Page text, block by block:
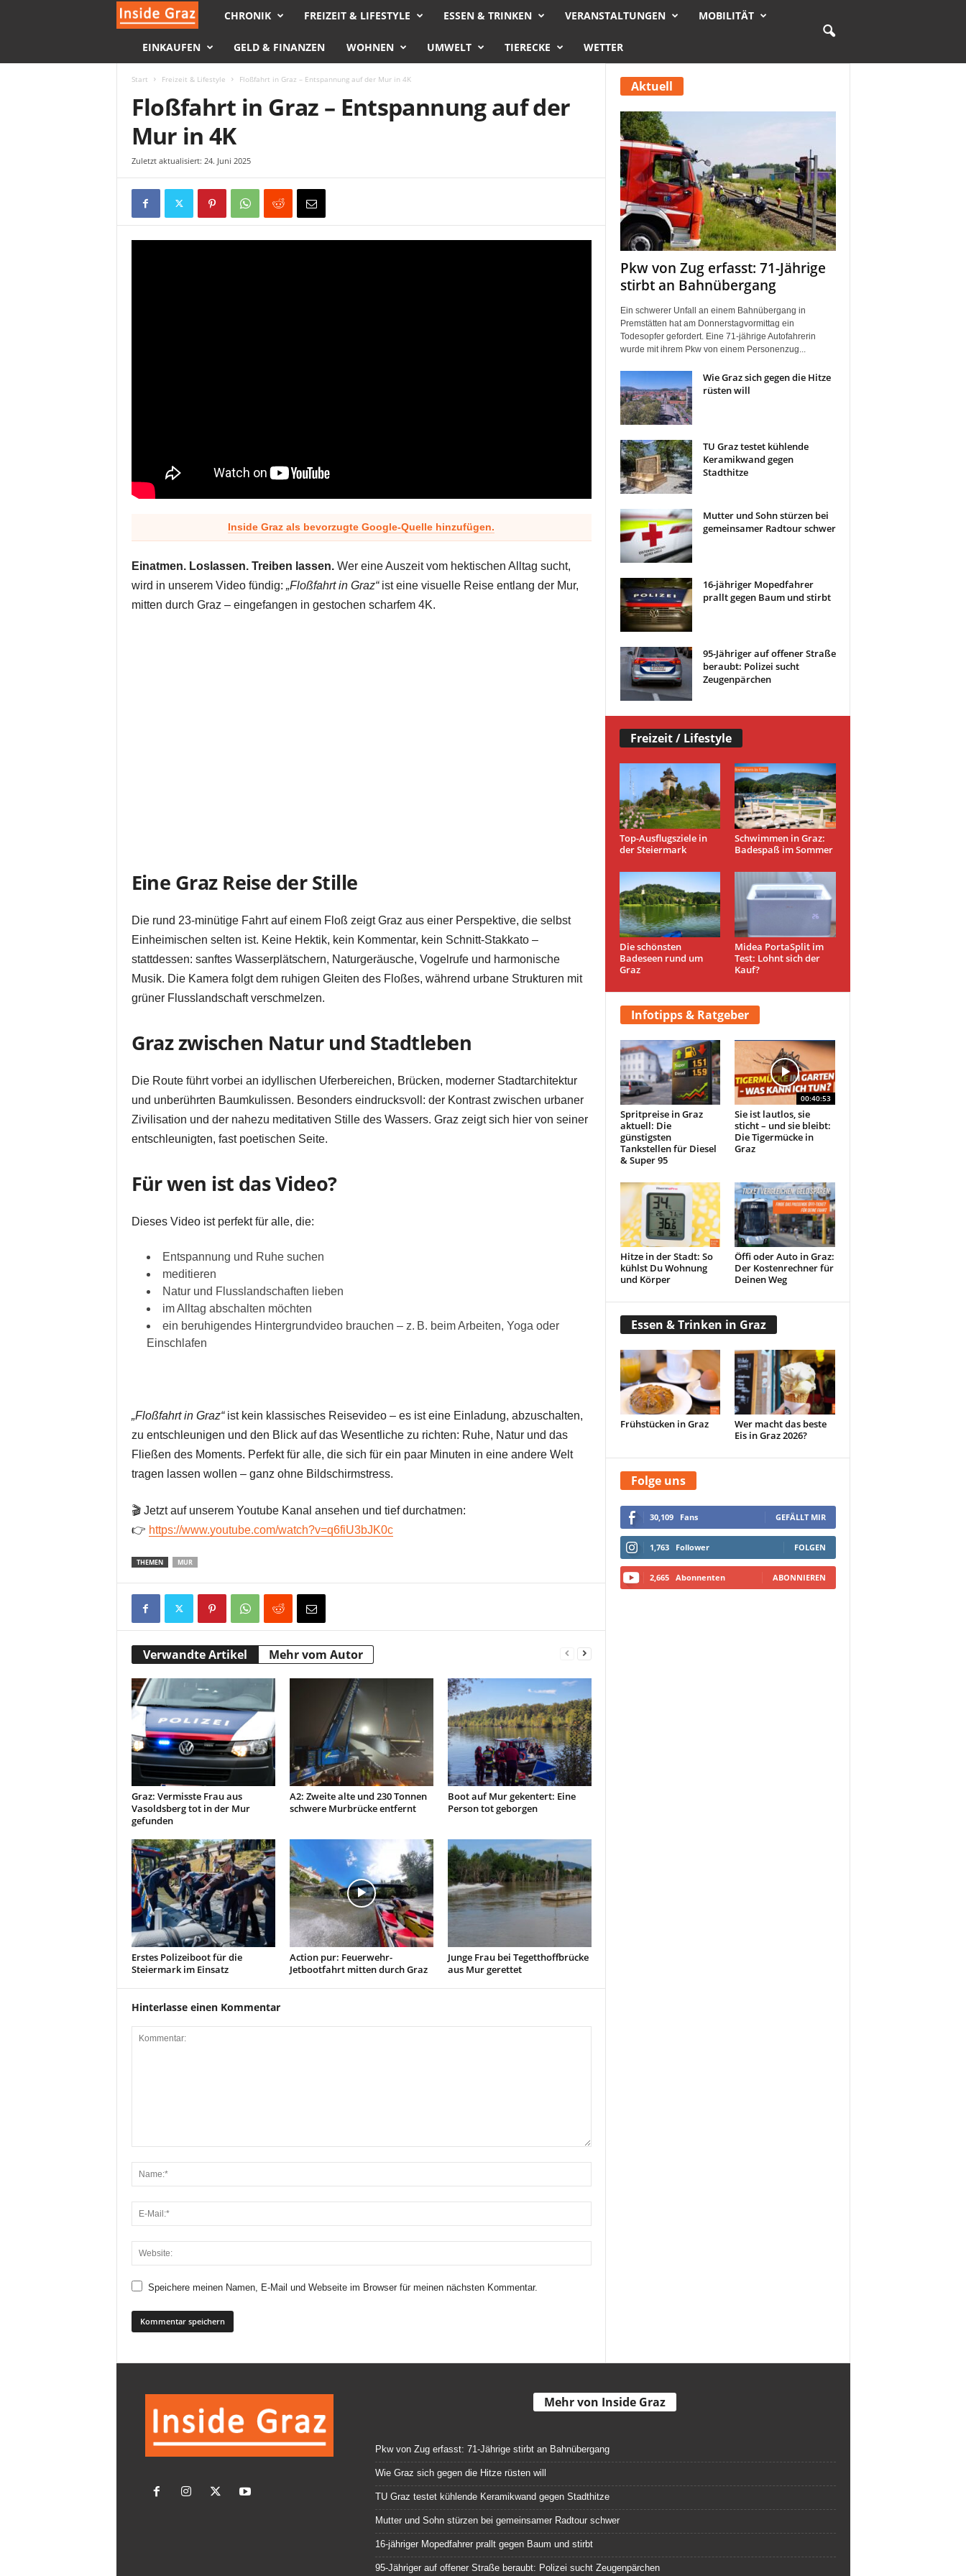
s
i
d
G
CHRONIK FREIZEIT & LIFESTYLE ESSEN & TRINKEN VERANSTALTUNGEN MOBILITÄT
EINKAUFEN GELD & FINANZEN WOHNEN UMWELT TIERECKE WETTER
Start Freizeit & Lifestyle Floßfahrt in Graz – Entspannung auf der Mur in 4K
Floßfahrt in Graz – Entspannung auf der
Mur in 4K
Zuletzt aktualisiert: 24. Juni 2025
Inside Graz als bevorzugte Google-Quelle hinzufügen.
Einatmen. Loslassen. Treiben lassen. Wer eine Auszeit vom hektischen Alltag sucht,
wird in unserem Video fündig: „Floßfahrt in Graz“ist eine visuelle Reise entlang der Mur,
mitten durch Graz – eingefangen in gestochen scharfem 4K.
Eine Graz Reise der Stille
Die rund 23-minütige Fahrt auf einem Floß zeigt Graz aus einer Perspektive, die selbst
Einheimischen selten ist. Keine Hektik, kein Kommentar, kein Schnitt-Stakkato –
stattdessen: sanftes Wasserplätschern, Naturgeräusche, Vogelrufe und harmonische
Musik. Die Kamera folgt dem ruhigen Gleiten des Floßes, während urbane Strukturen mit
grüner Flusslandschaft verschmelzen.
Graz zwischen Natur und Stadtleben
Die Route führt vorbei an idyllischen Uferbereichen, Brücken, moderner Stadtarchitektur
und unberührten Baumkulissen. Besonders eindrucksvoll: der Kontrast zwischen urbaner
Zivilisation und der nahezu meditativen Stille des Wassers. Graz zeigt sich hier von seiner
entschleunigten, fast poetischen Seite.
Für wen ist das Video?
Dieses Video ist perfekt für alle, die:
Entspannung und Ruhe suchen
meditieren
Natur und Flusslandschaften lieben
im Alltag abschalten möchten
ein beruhigendes Hintergrundvideo brauchen – z. B. beim Arbeiten, Yoga oder
Einschlafen
„Floßfahrt in Graz“ist kein klassisches Reisevideo – es ist eine Einladung, abzuschalten,
zu entschleunigen und den Blick auf das Wesentliche zu richten: Ruhe, Natur und das
Fließen des Moments. Perfekt für alle, die sich für ein paar Minuten in eine andere Welt
tragen lassen wollen – ganz ohne Bildschirmstress.
🎬 Jetzt auf unserem Youtube Kanal ansehen und tief durchatmen:
👉 https://www.youtube.com/watch?v=q6fiU3bJK0c
THEMEN MUR
Verwandte Artikel Mehr vom Autor
Graz: Vermisste Frau aus
Vasoldsberg tot in der Mur
gefunden
A2: Zweite alte und 230 Tonnen
schwere Murbrücke entfernt
Boot auf Mur gekentert: Eine
Person tot geborgen
Erstes Polizeiboot für die
Steiermark im Einsatz
Action pur: Feuerwehr-
Jetbootfahrt mitten durch Graz
Junge Frau bei Tegetthoffbrücke
aus Mur gerettet
Hinterlasse einen Kommentar
Speichere meinen Namen, E-Mail und Webseite im Browser für meinen nächsten Kommentar.
Aktuell
Pkw von Zug erfasst: 71-Jährige
stirbt an Bahnübergang
Ein schwerer Unfall an einem Bahnübergang in
Premstätten hat am Donnerstagvormittag ein
Todesopfer gefordert. Eine 71-jährige Autofahrerin
wurde mit ihrem Pkw von einem Personenzug...
Wie Graz sich gegen die Hitze
rüsten will
TU Graz testet kühlende
Keramikwand gegen
Stadthitze
Mutter und Sohn stürzen bei
gemeinsamer Radtour schwer
16-jähriger Mopedfahrer
prallt gegen Baum und stirbt
95-Jähriger auf offener Straße
beraubt: Polizei sucht
Zeugenpärchen
Freizeit / Lifestyle
Top-Ausflugsziele in
der Steiermark
Schwimmen in Graz:
Badespaß im Sommer
Die schönsten
Badeseen rund um
Graz
Midea PortaSplit im
Test: Lohnt sich der
Kauf?
Infotipps & Ratgeber
Spritpreise in Graz
aktuell: Die
günstigsten
Tankstellen für Diesel
& Super 95
00:40:53
Sie ist lautlos, sie
sticht – und sie bleibt:
Die Tigermücke in
Graz
Hitze in der Stadt: So
kühlst Du Wohnung
und Körper
Öffi oder Auto in Graz:
Der Kostenrechner für
Deinen Weg
Essen & Trinken in Graz
Frühstücken in Graz
Wer macht das beste
Eis in Graz 2026?
Folge uns
30,109 Fans GEFÄLLT MIR
1,763 Follower FOLGEN
2,665 Abonnenten ABONNIEREN
Mehr von Inside Graz
Pkw von Zug erfasst: 71-Jährige stirbt an Bahnübergang
Wie Graz sich gegen die Hitze rüsten will
TU Graz testet kühlende Keramikwand gegen Stadthitze
Mutter und Sohn stürzen bei gemeinsamer Radtour schwer
16-jähriger Mopedfahrer prallt gegen Baum und stirbt
95-Jähriger auf offener Straße beraubt: Polizei sucht Zeugenpärchen